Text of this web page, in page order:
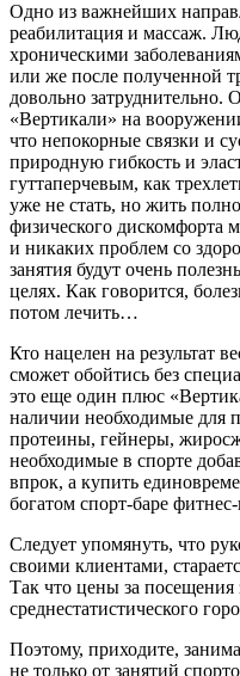
Одно из важнейших
реабилитация и массаж.
хроническими
или же после полученной
довольно
«Вертикали» на
что непокорные связки и
природную гибкость и
гуттаперчевым, как
уже не стать, но жить
физического дискомфорта
и никаких проблем со
занятия будут очень
целях. Как говорится,
потом лечить…
Кто нацелен на результат
сможет обойтись без
это еще один плюс
наличии необходимые для
протеины, гейнеры,
необходимые в спорте
впрок, а купить
богатом спорт-баре
Следует упомянуть, что
своими клиентами,
Так что цены за
среднестатистического
Поэтому, приходите,
не только от занятий